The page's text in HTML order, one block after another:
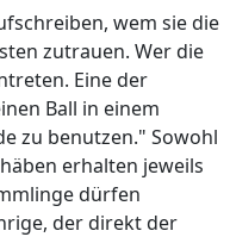
wem sie die
zutrauen. Wer die
Eine der
Ball in einem
zu benutzen." Sowohl
erhalten jeweils
dürfen
der direkt der